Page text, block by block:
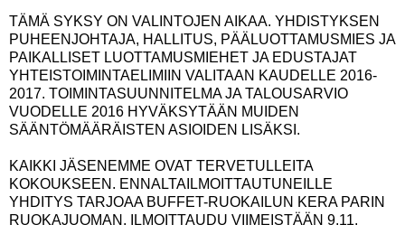
TÄMÄ SYKSY ON VALINTOJEN AIKAA. YHDISTYKSEN
PUHEENJOHTAJA, HALLITUS, PÄÄLUOTTAMUSMIES JA
PAIKALLISET LUOTTAMUSMIEHET JA EDUSTAJAT
YHTEISTOIMINTAELIMIIN VALITAAN KAUDELLE 2016-
2017. TOIMINTASUUNNITELMA JA TALOUSARVIO
VUODELLE 2016 HYVÄKSYTÄÄN MUIDEN
SÄÄNTÖMÄÄRÄISTEN ASIOIDEN LISÄKSI.
KAIKKI JÄSENEMME OVAT TERVETULLEITA
KOKOUKSEEN. ENNALTAILMOITTAUTUNEILLE
YHDITYS TARJOAA BUFFET-RUOKAILUN KERA PARIN
RUOKAJUOMAN. ILMOITTAUDU VIIMEISTÄÄN 9.11.